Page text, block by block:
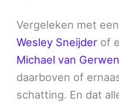
Vergeleken met
Wesley Sneijder of
Michael van Gerwen
daarboven of
schatting. En dat